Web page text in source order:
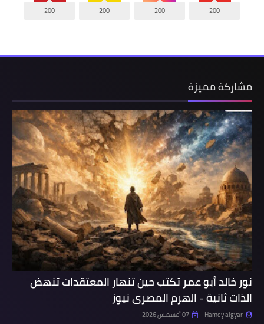
200
200
200
200
مشاركة مميزة
نور خالد أبو عمر تكتب حين تنهار المعتقدات تنهض
الذات ثانية - الهرم المصرى نيوز
Hamdy algyar 07 أغسطس 2026